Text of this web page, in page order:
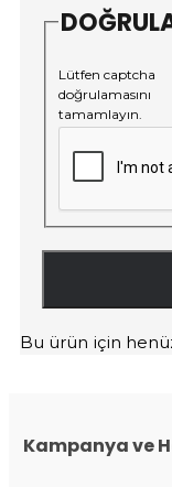
Lütfen captcha
doğrulamasını
tamamlayın.
Bu ürün için
Kampanya ve